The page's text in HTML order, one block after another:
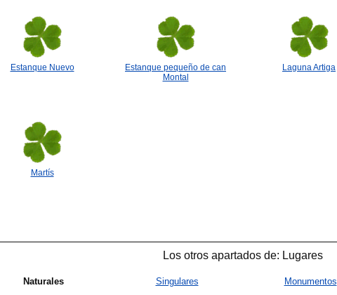
Estanque Nuevo
Estanque pequeño de can
Montal
Laguna Artiga
Martís
Los otros apartados de: Lugares
Naturales Singulares Monumentos